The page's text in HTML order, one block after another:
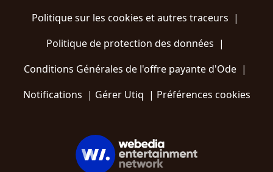
Politique sur les cookies et autres traceurs |
Politique de protection des données |
Conditions Générales de l'offre payante d'Ode |
Notifications | Gérer Utiq | Préférences cookies